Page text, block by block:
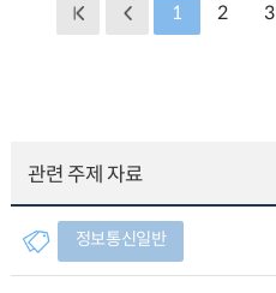
1 2 3
관련 주제 자료
정보통신일반